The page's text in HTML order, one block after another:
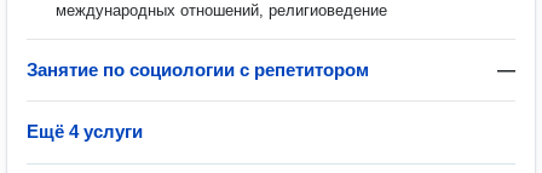
международных отношений, религиоведение
Занятие по социологии с репетитором —
Ещё 4 услуги